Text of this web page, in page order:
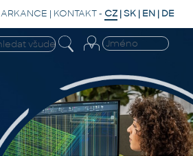
ARKANCE | KONTAKT- CZ |SK | EN | DE